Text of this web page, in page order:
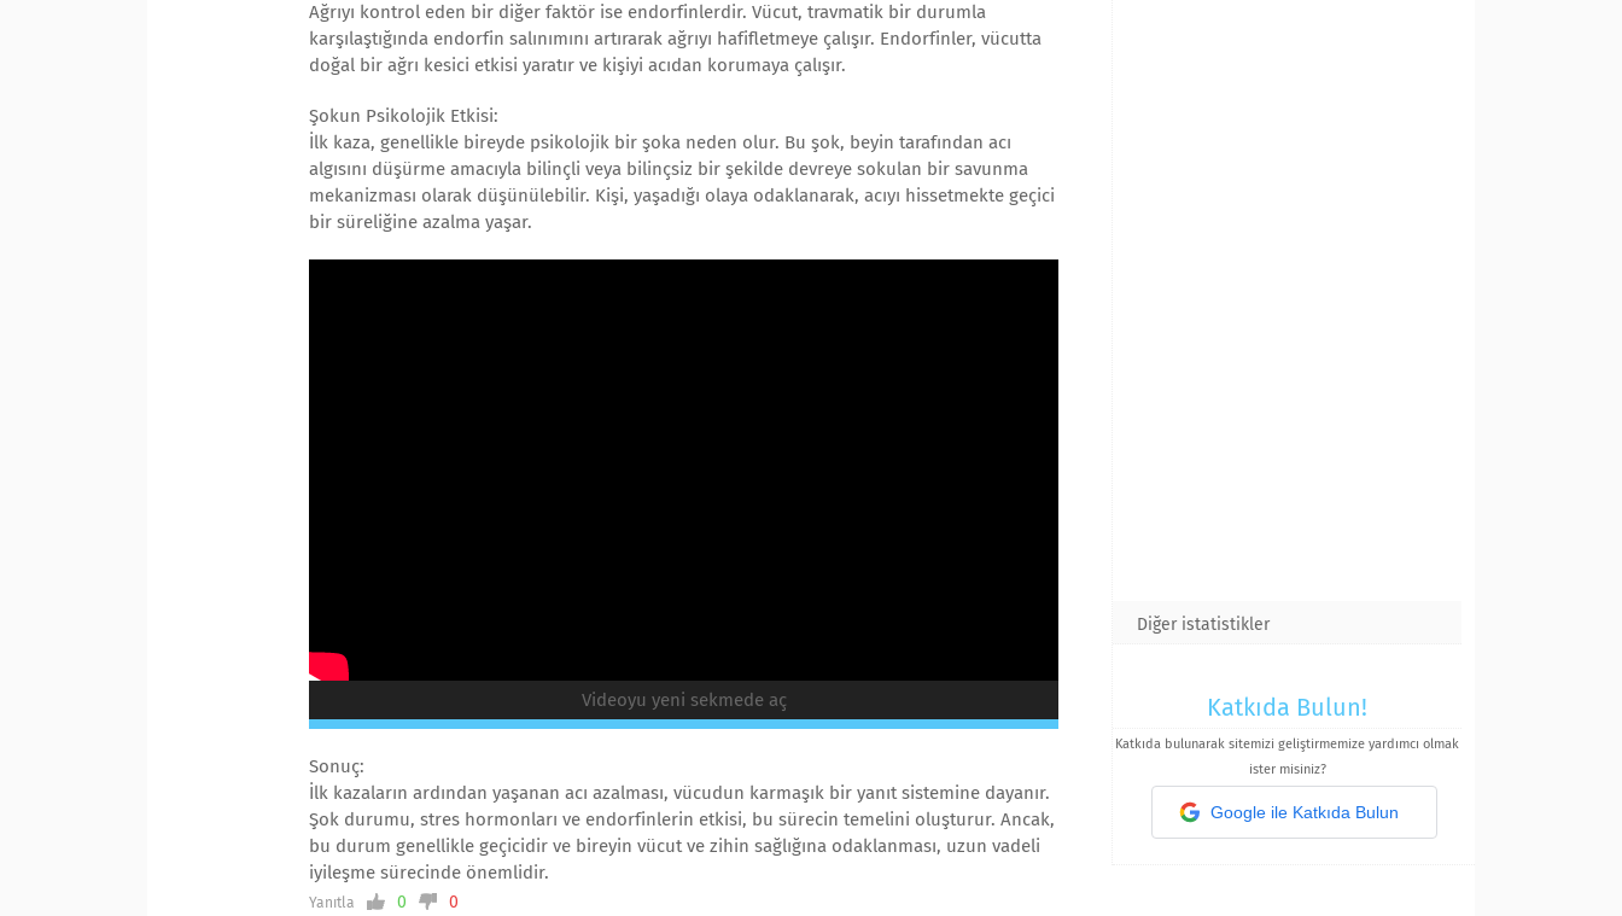
Ağrıyı kontrol eden bir diğer faktör ise endorfinlerdir. Vücut, travmatik bir durumla
karşılaştığında endorfin salınımını artırarak ağrıyı hafifletmeye çalışır. Endorfinler, vücutta
doğal bir ağrı kesici etkisi yaratır ve kişiyi acıdan korumaya çalışır.
Şokun Psikolojik Etkisi:
İlk kaza, genellikle bireyde psikolojik bir şoka neden olur. Bu şok, beyin tarafından acı
algısını düşürme amacıyla bilinçli veya bilinçsiz bir şekilde devreye sokulan bir savunma
mekanizması olarak düşünülebilir. Kişi, yaşadığı olaya odaklanarak, acıyı hissetmekte geçici
bir süreliğine azalma yaşar.
Videoyu yeni sekmede aç
Sonuç:
İlk kazaların ardından yaşanan acı azalması, vücudun karmaşık bir yanıt sistemine dayanır.
Şok durumu, stres hormonları ve endorfinlerin etkisi, bu sürecin temelini oluşturur. Ancak,
bu durum genellikle geçicidir ve bireyin vücut ve zihin sağlığına odaklanması, uzun vadeli
iyileşme sürecinde önemlidir.
Yanıtla 0 0
Diğer istatistikler
Katkıda Bulun!
Katkıda bulunarak sitemizi geliştirmemize yardımcı olmak
ister misiniz?
Google ile Katkıda Bulun